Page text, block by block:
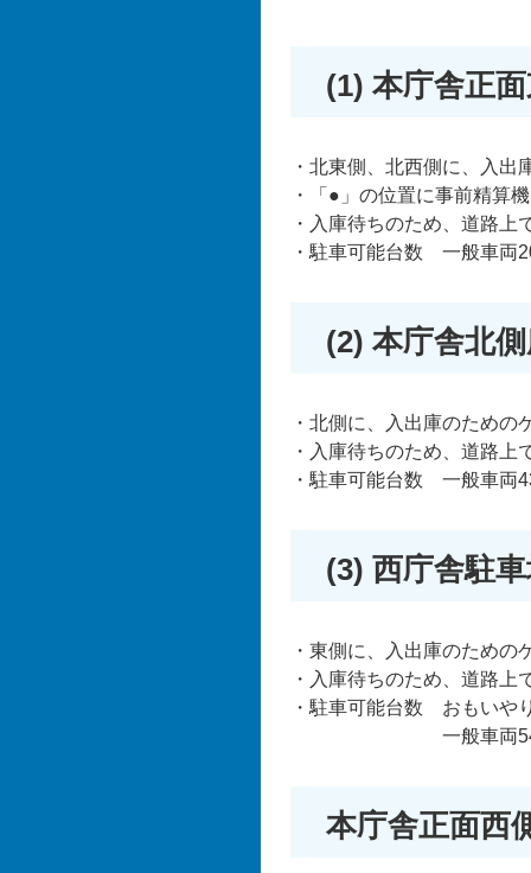
(1) 本庁舎正
・北東側、北西側に、入出
・「●」の位置に事前精算
・入庫待ちのため、道路
・駐車可能台数 一般車両
(2) 本庁舎北
・北側に、入出庫のための
・入庫待ちのため、道路
・駐車可能台数 一般車両
(3) 西庁舎駐
・東側に、入出庫のための
・入庫待ちのため、道路
・駐車可能台数 おもいや
一般車両54
本庁舎正面西